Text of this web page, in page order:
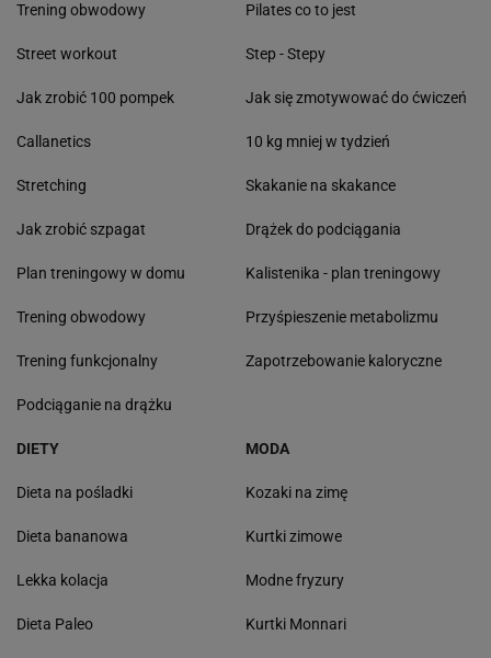
Trening obwodowy
Street workout
Jak zrobić 100 pompek
Callanetics
Stretching
Jak zrobić szpagat
Plan treningowy w domu
Trening obwodowy
Trening funkcjonalny
Podciąganie na drążku
Pilates co to jest
Step - Stepy
Jak się zmotywować do ćwiczeń
10 kg mniej w tydzień
Skakanie na skakance
Drążek do podciągania
Kalistenika - plan treningowy
Przyśpieszenie metabolizmu
Zapotrzebowanie kaloryczne
DIETY
Dieta na pośladki
Dieta bananowa
Lekka kolacja
Dieta Paleo
MODA
Kozaki na zimę
Kurtki zimowe
Modne fryzury
Kurtki Monnari